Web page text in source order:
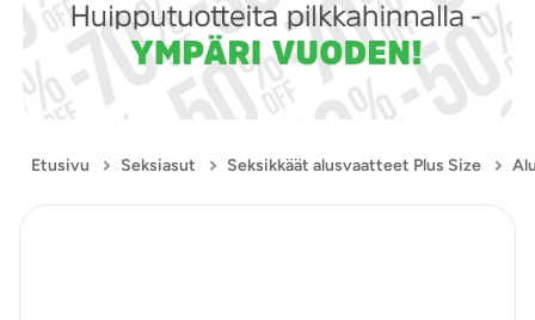
Etusivu Seksiasut Seksikkäät alusvaatteet Plus Size